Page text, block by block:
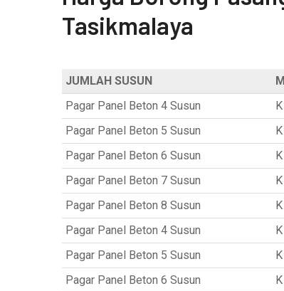
Tasikmalaya
JUMLAH SUSUN
Pagar Panel Beton 4 Susun
Pagar Panel Beton 5 Susun
Pagar Panel Beton 6 Susun
Pagar Panel Beton 7 Susun
Pagar Panel Beton 8 Susun
Pagar Panel Beton 4 Susun
Pagar Panel Beton 5 Susun
Pagar Panel Beton 6 Susun